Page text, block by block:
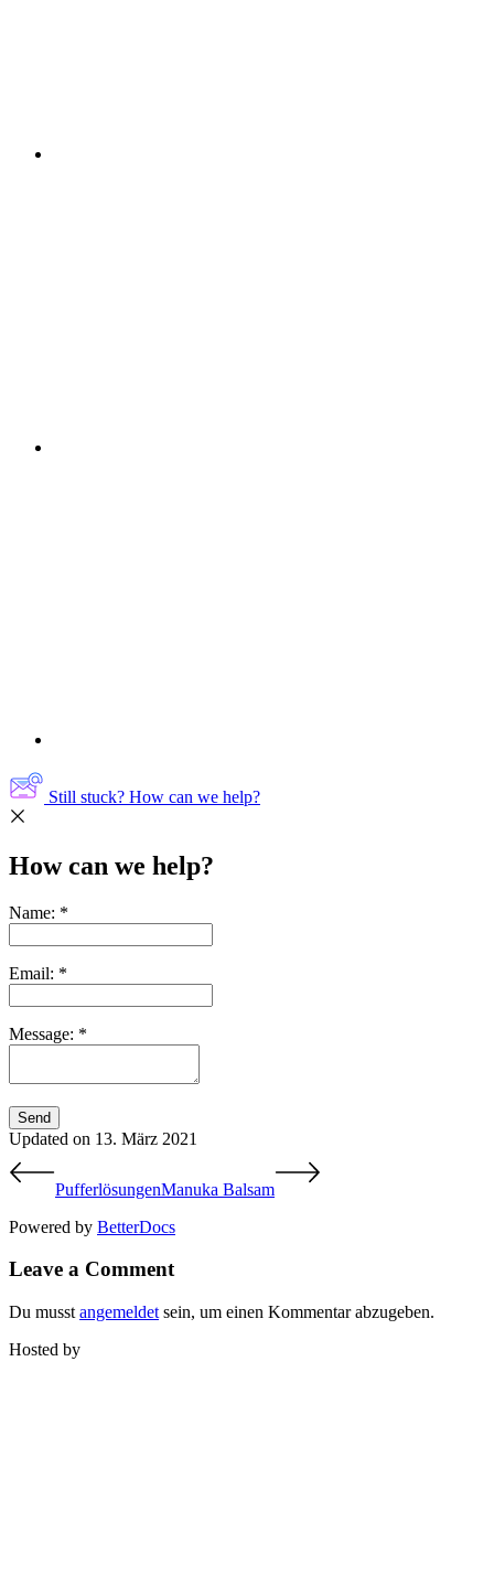
Still stuck? How can we help?
How can we help?
Name: *
Email: *
Message: *
Updated on 13. März 2021
PufferlösungenManuka Balsam
Powered by BetterDocs
Leave a Comment
Du musst angemeldet sein, um einen Kommentar abzugeben.
Hosted by